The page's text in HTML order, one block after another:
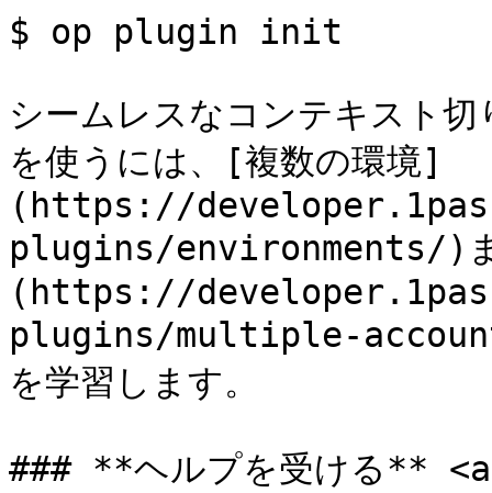
$ op plugin init
シームレスなコンテキスト
を使うには、[複数の環境]
(https://
plugins/environments/)ま
(https://
plugins/multiple-
を学習します。
### **ヘルプを受ける**